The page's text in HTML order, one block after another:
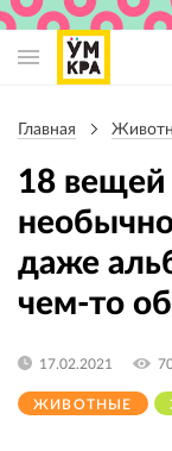
навигации
Главная
18 вещей
даже
чем-то
ЖИВОТНЫЕ
17.02.2021